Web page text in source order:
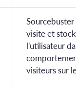
visite et
l'utilisateur
visiteurs sur